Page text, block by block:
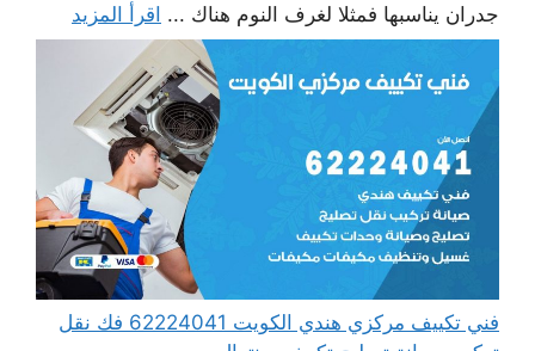
جدران يناسبها فمثلا لغرف النوم هناك ... اقرأ المزيد
فني تكييف مركزي هندي الكويت 62224041 فك نقل